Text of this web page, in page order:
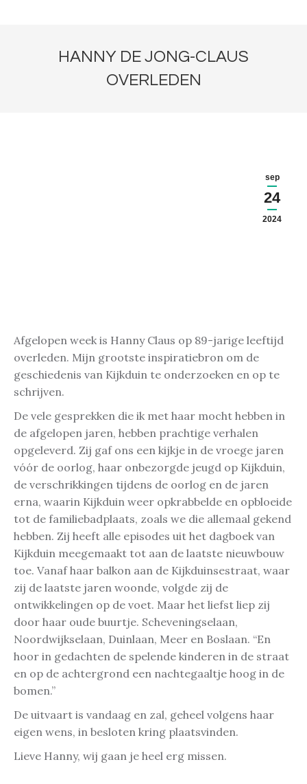
HANNY DE JONG-CLAUS
OVERLEDEN
sep
24
2024
Afgelopen week is Hanny Claus op 89-jarige leeftijd
overleden. Mijn grootste inspiratiebron om de
geschiedenis van Kijkduin te onderzoeken en op te
schrijven.
De vele gesprekken die ik met haar mocht hebben in
de afgelopen jaren, hebben prachtige verhalen
opgeleverd. Zij gaf ons een kijkje in de vroege jaren
vóór de oorlog, haar onbezorgde jeugd op Kijkduin,
de verschrikkingen tijdens de oorlog en de jaren
erna, waarin Kijkduin weer opkrabbelde en opbloeide
tot de familiebadplaats, zoals we die allemaal gekend
hebben. Zij heeft alle episodes uit het dagboek van
Kijkduin meegemaakt tot aan de laatste nieuwbouw
toe. Vanaf haar balkon aan de Kijkduinsestraat, waar
zij de laatste jaren woonde, volgde zij de
ontwikkelingen op de voet. Maar het liefst liep zij
door haar oude buurtje. Scheveningselaan,
Noordwijkselaan, Duinlaan, Meer en Boslaan. “En
hoor in gedachten de spelende kinderen in de straat
en op de achtergrond een nachtegaaltje hoog in de
bomen.”
De uitvaart is vandaag en zal, geheel volgens haar
eigen wens, in besloten kring plaatsvinden.
Lieve Hanny, wij gaan je heel erg missen.